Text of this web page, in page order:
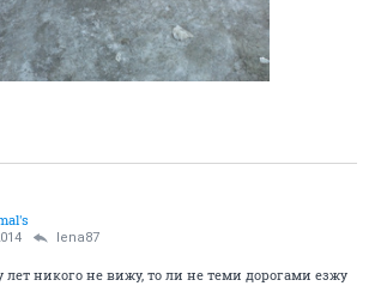
lena87
лет никого не вижу, то ли не теми дорогами езжу